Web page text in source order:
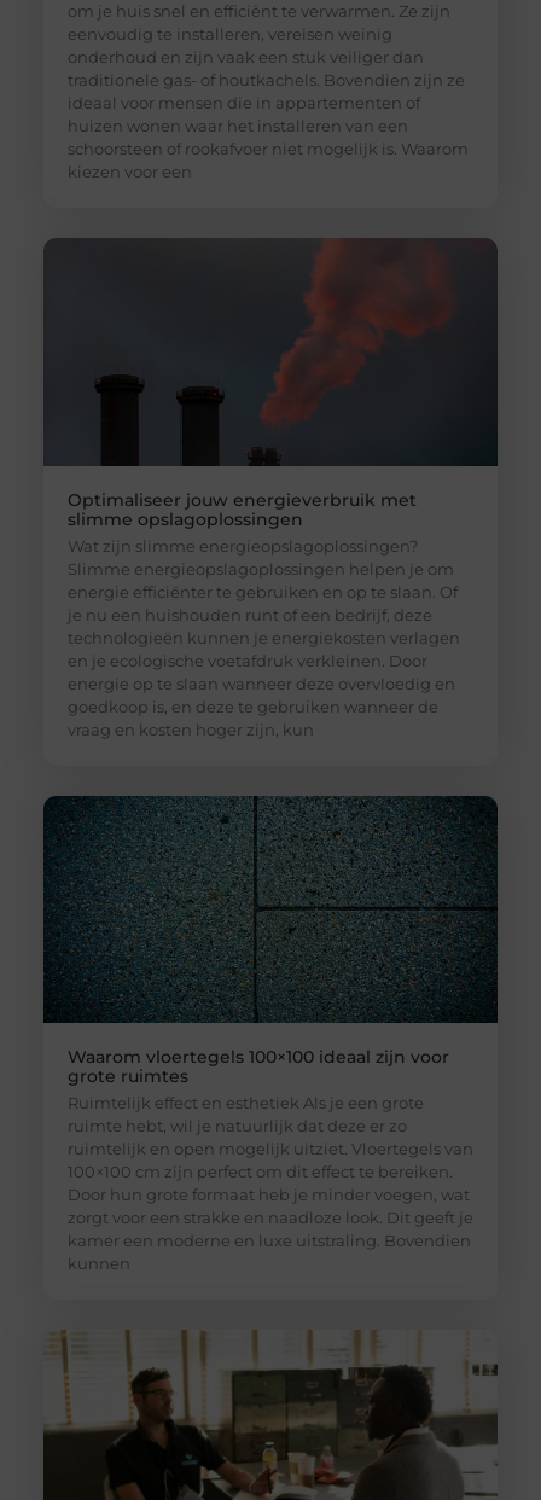
om je huis snel en efficiënt te verwarmen. Ze zijn
eenvoudig te installeren, vereisen weinig
onderhoud en zijn vaak een stuk veiliger dan
traditionele gas- of houtkachels. Bovendien zijn ze
ideaal voor mensen die in appartementen of
huizen wonen waar het installeren van een
schoorsteen of rookafvoer niet mogelijk is. Waarom
kiezen voor een
Optimaliseer jouw energieverbruik met
slimme opslagoplossingen
Wat zijn slimme energieopslagoplossingen?
Slimme energieopslagoplossingen helpen je om
energie efficiënter te gebruiken en op te slaan. Of
je nu een huishouden runt of een bedrijf, deze
technologieën kunnen je energiekosten verlagen
en je ecologische voetafdruk verkleinen. Door
energie op te slaan wanneer deze overvloedig en
goedkoop is, en deze te gebruiken wanneer de
vraag en kosten hoger zijn, kun
Waarom vloertegels 100×100 ideaal zijn voor
grote ruimtes
Ruimtelijk effect en esthetiek Als je een grote
ruimte hebt, wil je natuurlijk dat deze er zo
ruimtelijk en open mogelijk uitziet. Vloertegels van
100×100 cm zijn perfect om dit effect te bereiken.
Door hun grote formaat heb je minder voegen, wat
zorgt voor een strakke en naadloze look. Dit geeft je
kamer een moderne en luxe uitstraling. Bovendien
kunnen